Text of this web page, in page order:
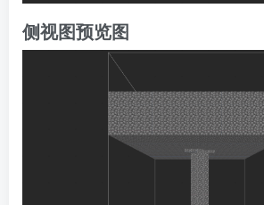
侧视图预览图